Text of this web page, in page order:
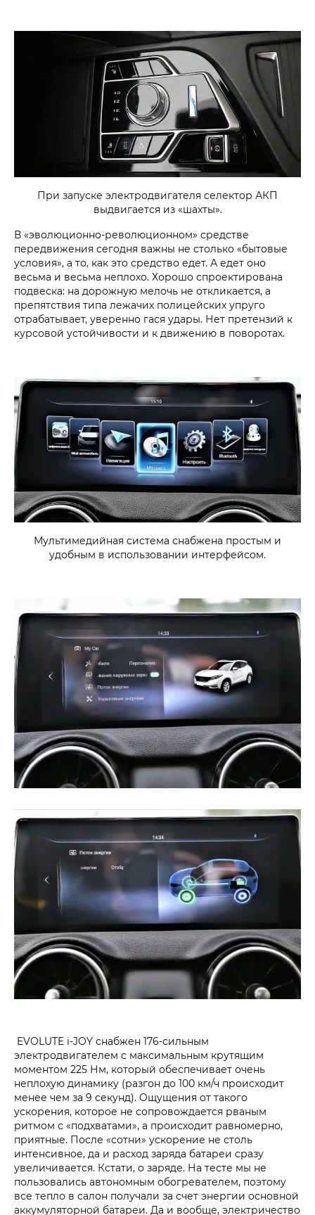
При запуске электродвигателя селектор АКП
выдвигается из «шахты».
В «эволюционно-революционном» средстве
передвижения сегодня важны не столько «бытовые
условия», а то, как это средство едет. А едет оно
весьма и весьма неплохо. Хорошо спроектирована
подвеска: на дорожную мелочь не откликается, а
препятствия типа лежачих полицейских упруго
отрабатывает, уверенно гася удары. Нет претензий к
курсовой устойчивости и к движению в поворотах.
Мультимедийная система снабжена простым и
удобным в использовании интерфейсом.
EVOLUTE i‑JOY снабжен 176‑сильным
электродвигателем с максимальным крутящим
моментом 225 Нм, который обеспечивает очень
неплохую динамику (разгон до 100 км/ч происходит
менее чем за 9 секунд). Ощущения от такого
ускорения, которое не сопровождается рваным
ритмом с «подхватами», а происходит равномерно,
приятные. После «сотни» ускорение не столь
интенсивное, да и расход заряда батареи сразу
увеличивается. Кстати, о заряде. На тесте мы не
пользовались автономным обогревателем, поэтому
все тепло в салон получали за счет энергии основной
аккумуляторной батареи. Да и вообще, электричество